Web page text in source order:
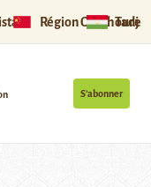
Région Ouïghoure
S’abonner